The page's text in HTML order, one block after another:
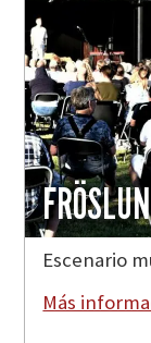
Escenario
Más